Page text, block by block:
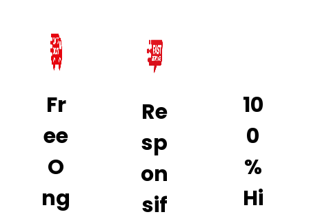
Fr
ee
O
ng
Re
sp
on
sif
10
0
%
Hi